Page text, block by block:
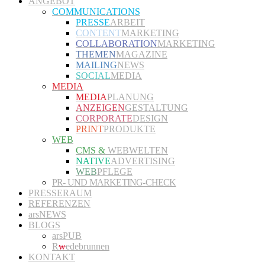
COMMUNICATIONS
PRESSEARBEIT
CONTENTMARKETING
COLLABORATIONMARKETING
THEMENMAGAZINE
MAILINGNEWS
SOCIALMEDIA
MEDIA
MEDIAPLANUNG
ANZEIGENGESTALTUNG
CORPORATEDESIGN
PRINTPRODUKTE
WEB
CMS & WEBWELTEN
NATIVEADVERTISING
WEBPFLEGE
PR- UND MARKETING-CHECK
PRESSERAUM
REFERENZEN
arsNEWS
BLOGS
arsPUB
Rwedebrunnen
KONTAKT